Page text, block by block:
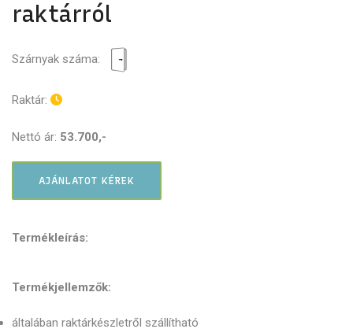
raktárról
Szárnyak száma:
Raktár:
Nettó ár: 53.700,-
AJÁNLATOT KÉREK
Termékleírás:
Termékjellemzők:
általában raktárkészletről szállítható